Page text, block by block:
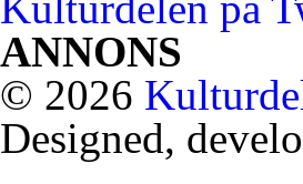
ANNONS
© 2026
Designed,